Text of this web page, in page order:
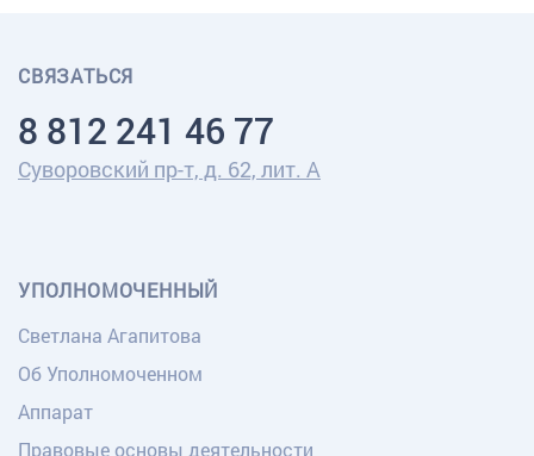
СВЯЗАТЬСЯ
8 812 241 46 77
Суворовский пр-т, д. 62, лит. А
УПОЛНОМОЧЕННЫЙ
Светлана Агапитова
Об Уполномоченном
Аппарат
Правовые основы деятельности